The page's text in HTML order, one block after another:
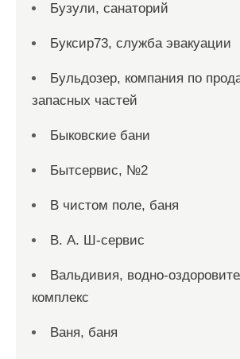
Бузули, санаторий
Буксир73, служба эвакуации
Бульдозер, компания по
запасных частей
Быковские бани
Бытсервис, №2
В чистом поле, баня
В. А. Ш-сервис
Вальдивия, водно-
комплекс
Ваня, баня